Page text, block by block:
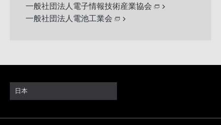
一般社団法人電子情報技術産業協会
一般社団法人電池工業会
日本